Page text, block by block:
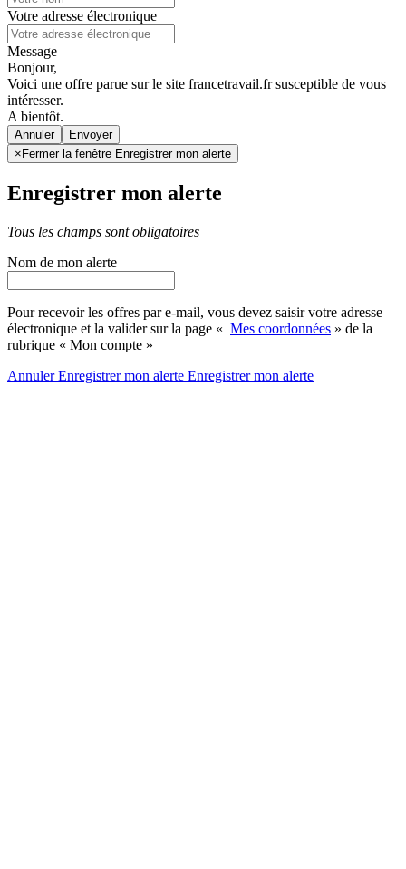
Votre adresse électronique
Message
Bonjour,
Voici une offre parue sur le site francetravail.fr susceptible de vous
intéresser.
A bientôt.
Annuler
× Fermer la fenêtre Enregistrer mon alerte
Enregistrer mon alerte
Tous les champs sont obligatoires
Nom de mon alerte
Pour recevoir les offres par e-mail, vous devez saisir votre adresse
électronique et la valider sur la page « Mes coordonnées » de la
rubrique « Mon compte »
AnnulerEnregistrer mon alerte Enregistrermon alerte